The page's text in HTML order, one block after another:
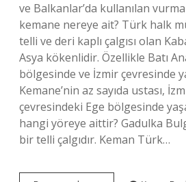
ve Balkanlar’da kullanılan
kemane nereye ait? Türk halk
telli ve deri kaplı çalgısı olan
Asya kökenlidir. Özellikle Batı
bölgesinde ve İzmir çevresinde
Kemane’nin az sayıda ustası,
çevresindeki Ege bölgesinde
hangi yöreye aittir? Gadulka
bir telli çalgıdır. Keman Türk…